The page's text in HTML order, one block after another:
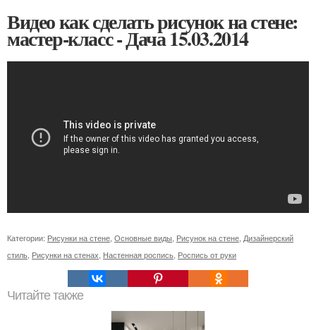
Видео как сделать рисунок на стене:
мастер-класс - Дача 15.03.2014
Категории: Рисунки на стене, Основные виды, Рисунок на стене, Дизайнерский
стиль, Рисунки на стенах, Настенная роспись, Роспись от руки
Читайте также